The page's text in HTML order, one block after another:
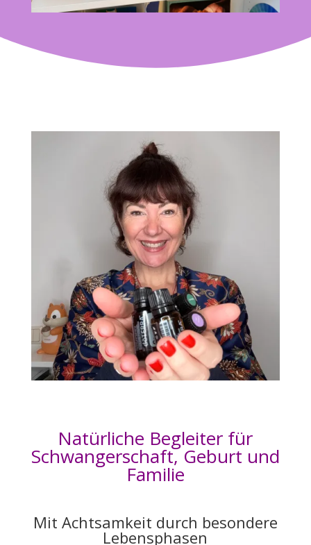
Natürliche Begleiter für
Schwangerschaft, Geburt und
Familie
Mit Achtsamkeit durch besondere
Lebensphasen